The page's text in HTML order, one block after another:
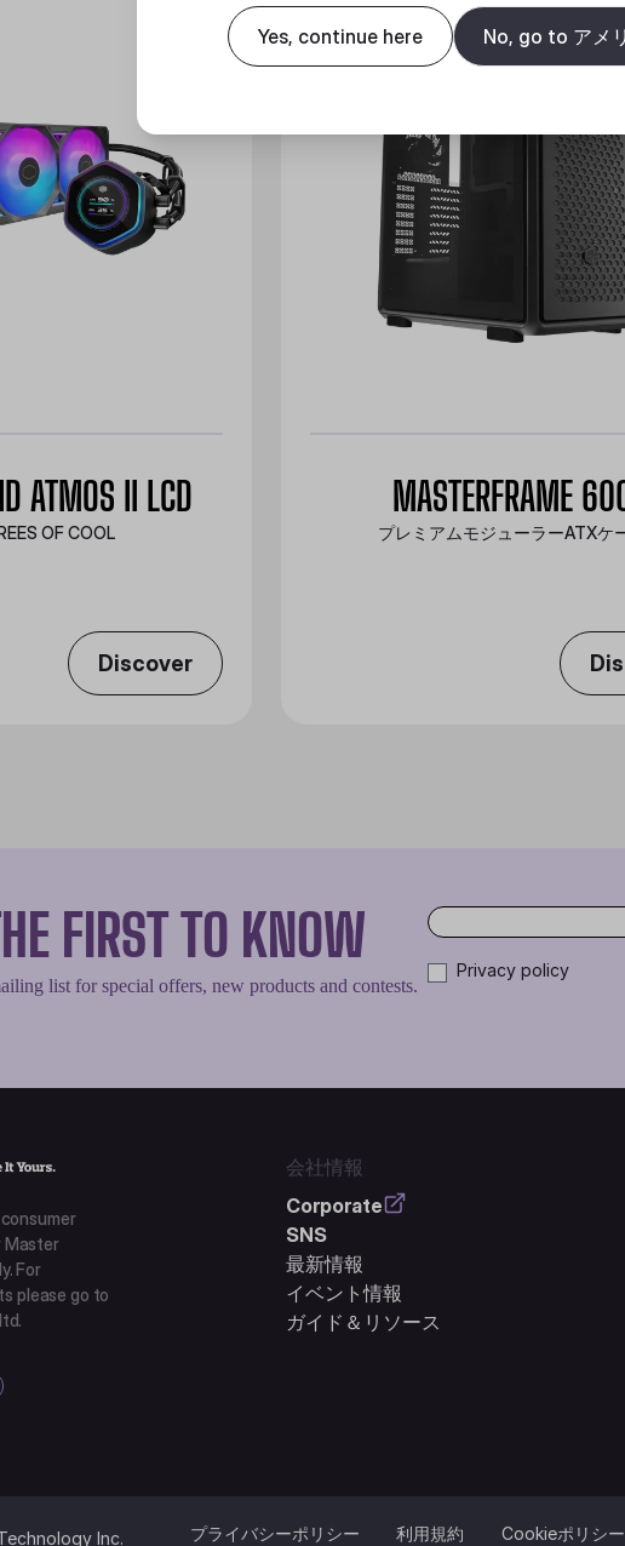
ATMOS II LCD
OF COOL​
Discover
MASTERFRAME
プレミアムモジューラーATXケ
FIRST TO KNOW
list for special offers, new products and contests.
Privacy policy
Master
For
please go to
会社情報
Corporate
SNS
最新情報
イベント情報
ガイド＆リソース
Inc. プライバシーポリシー 利用規約 Cookieポリシー
Yes, continue here No, go to アメ